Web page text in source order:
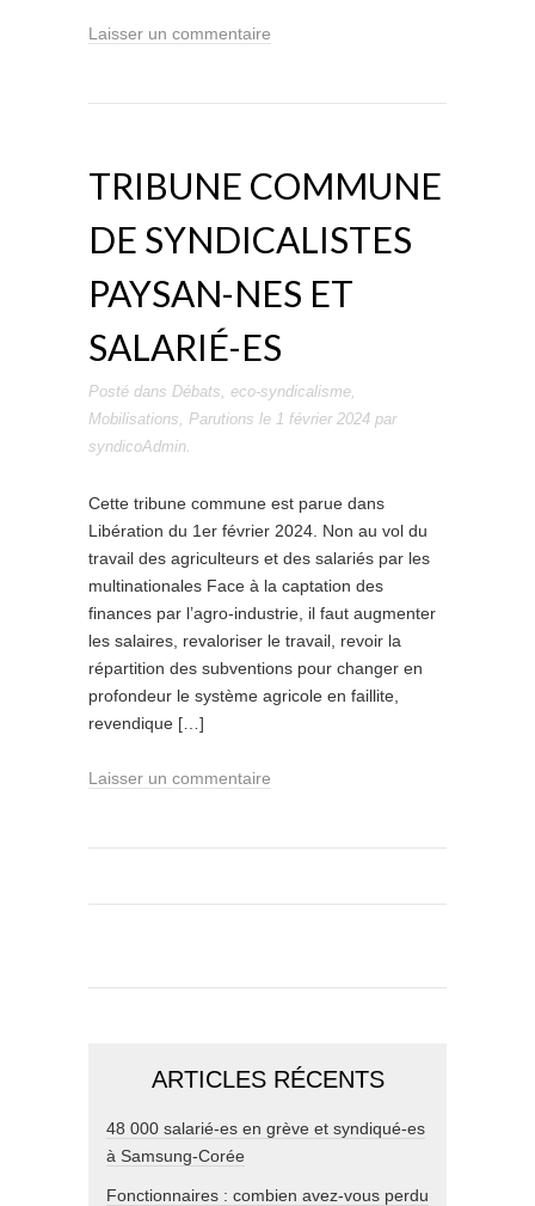
Laisser un commentaire
TRIBUNE COMMUNE
DE SYNDICALISTES
PAYSAN-NES ET
SALARIÉ-ES
Posté dans Débats, eco-syndicalisme,
Mobilisations, Parutions le 1 février 2024 par
syndicoAdmin.
Cette tribune commune est parue dans
Libération du 1er février 2024. Non au vol du
travail des agriculteurs et des salariés par les
multinationales Face à la captation des
finances par l’agro-industrie, il faut augmenter
les salaires, revaloriser le travail, revoir la
répartition des subventions pour changer en
profondeur le système agricole en faillite,
revendique […]
Laisser un commentaire
ARTICLES RÉCENTS
48 000 salarié-es en grève et syndiqué-es
à Samsung-Corée
Fonctionnaires : combien avez-vous perdu